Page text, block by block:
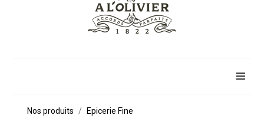
≡
Nos produits Epicerie Fine